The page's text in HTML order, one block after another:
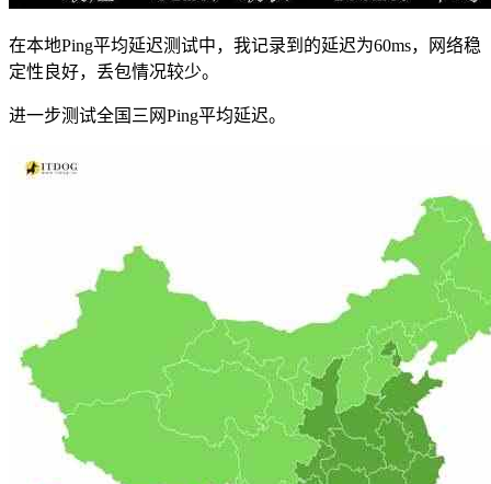
在本地Ping平均延迟测试中，我记录到的延迟为60ms，网络稳
定性良好，丢包情况较少。
进一步测试全国三网Ping平均延迟。